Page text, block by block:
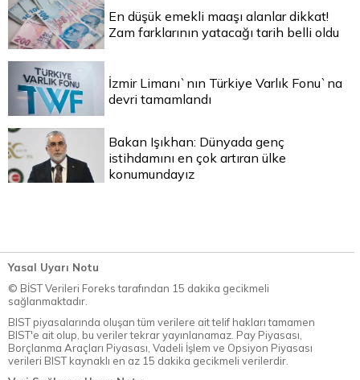
En düşük emekli maaşı alanlar dikkat!
Zam farklarının yatacağı tarih belli oldu
İzmir Limanı`nın Türkiye Varlık Fonu`na
devri tamamlandı
Bakan Işıkhan: Dünyada genç
istihdamını en çok artıran ülke
konumundayız
Yasal Uyarı Notu
© BİST Verileri Foreks tarafından 15 dakika gecikmeli
sağlanmaktadır.
BIST piyasalarında oluşan tüm verilere ait telif hakları tamamen
BIST'e ait olup, bu veriler tekrar yayınlanamaz. Pay Piyasası,
Borçlanma Araçları Piyasası, Vadeli İşlem ve Opsiyon Piyasası
verileri BIST kaynaklı en az 15 dakika gecikmeli verilerdir.